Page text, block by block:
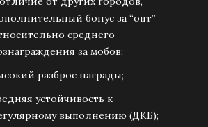
бонус за “опт”
среднего
за мобов;
разброс награды;
устойчивость к
выполнению (ДКБ);